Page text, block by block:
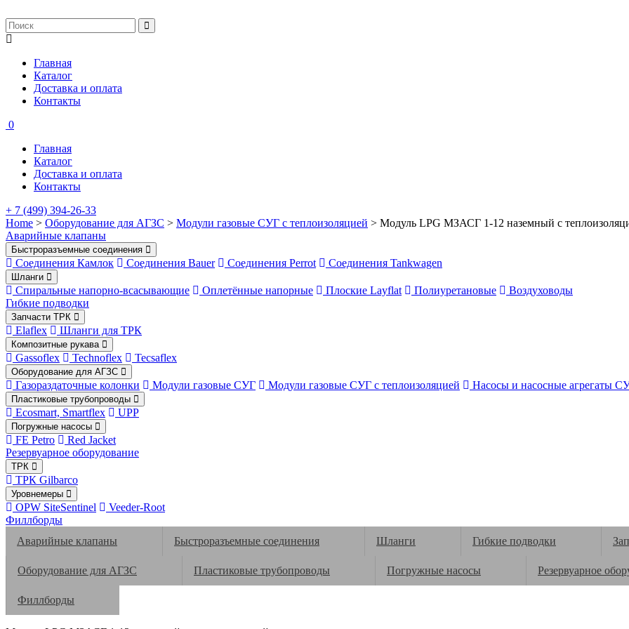
Главная
Каталог
Доставка и оплата
Контакты
0
Главная
Каталог
Доставка и оплата
Контакты
+ 7 (499) 394-26-33
Home > Оборудование для АГЗС > Модули газовые СУГ с теплоизоляцией > Модуль LPG МЗАСГ 1-12 наземный с
Аварийные клапаны
Быстроразъемные соединения
Соединения Камлок Соединения Bauer Соединения Perrot Соединения Tankwagen
Шланги
Спиральные напорно-всасывающие Оплетённые напорные Плоские Layflat Полиуретановые
Воздуховоды
Гибкие подводки
Запчасти ТРК
Elaflex Шланги для ТРК
Композитные рукава
Gassoflex Technoflex Tecsaflex
Оборудование для АГЗС
Газораздаточные колонки Модули газовые СУГ Модули газовые СУГ с теплоизоляцией Насосы и насосные агрегаты
Пластиковые трубопроводы
Ecosmart, Smartflex UPP
Погружные насосы
FE Petro
Red Jacket
Резервуарное оборудование
ТРК
ТРК Gilbarco
Уровнемеры
OPW SiteSentinel
Veeder-Root
Филлборды
Аварийные клапаны
Быстроразъемные соединения Шланги Гибкие подводки
Оборудование для АГЗС Пластиковые трубопроводы Погружные насосы Резервуарное
Филлборды